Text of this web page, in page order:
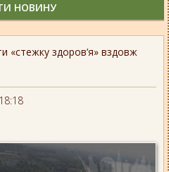
«стежку здоров’я» вздовж
НОВИНУ